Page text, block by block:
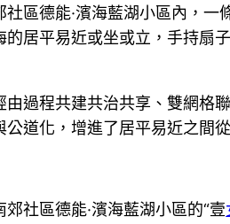
區德能·濱海藍湖小區內，
居平易近或坐或立，手持扇
由過程共建共治共享、雙網格
道化，增進了居平易近之間
社區德能·濱海藍湖小區的“壹